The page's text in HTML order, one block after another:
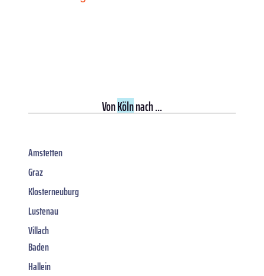
VonKölnnach ...
Amstetten
Graz
Klosterneuburg
Lustenau
Villach
Baden
Hallein